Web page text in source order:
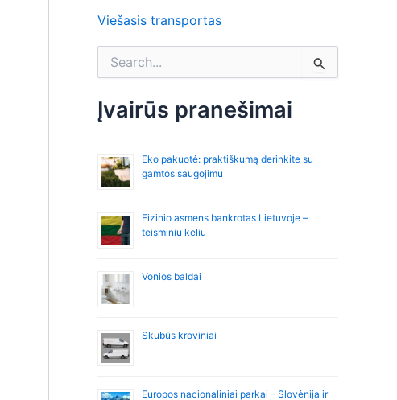
Viešasis transportas
k
oĮvairūs pranešimai
Eko pakuotė: praktiškumą derinkite su
gamtos saugojimu
Fizinio asmens bankrotas Lietuvoje –
teisminiu keliu
Vonios baldai
Skubūs kroviniai
Europos nacionaliniai parkai – Slovėnija ir